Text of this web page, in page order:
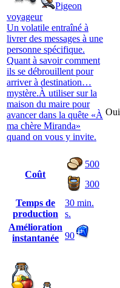
Pigeon
voyageur
Un volatile entraîné à
livrer des messages à une
personne spécifique.
Quant à savoir comment
ils se débrouillent pour
arriver à destination…
mystère.À utiliser sur la
maison du maire pour
avancer dans la quête «À
ma chère Miranda»
quand on vous y invite.
Coût
500
300
Temps de
production
30 min.
s.
Amélioration
instantanée 90
Oui